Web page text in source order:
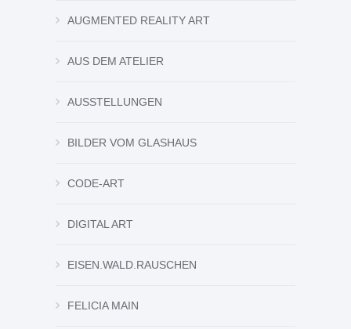
AUGMENTED REALITY ART
AUS DEM ATELIER
AUSSTELLUNGEN
BILDER VOM GLASHAUS
CODE-ART
DIGITAL ART
EISEN.WALD.RAUSCHEN
FELICIA MAIN